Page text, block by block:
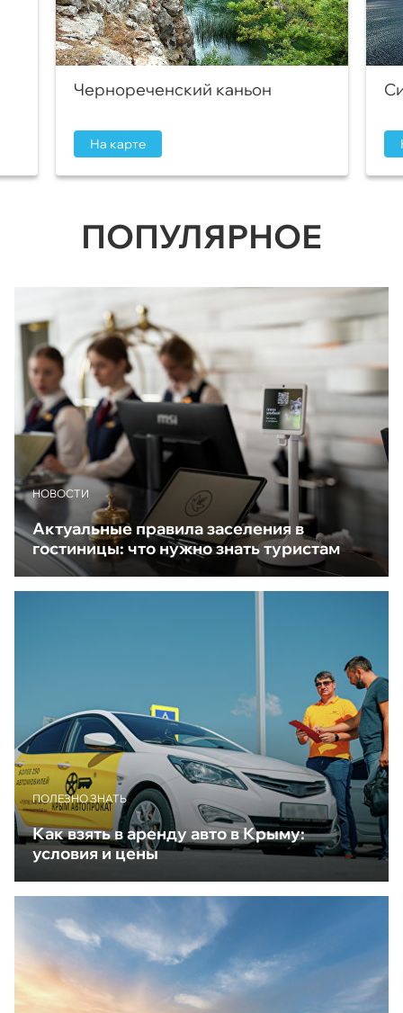
Чернореченский каньон
На карте
ПОПУЛЯРНОЕ
НОВОСТИ
Актуальные правила заселения в
гостиницы: что нужно знать туристам
ПОЛЕЗНО ЗНАТЬ
Как взять в аренду авто в Крыму:
условия и цены